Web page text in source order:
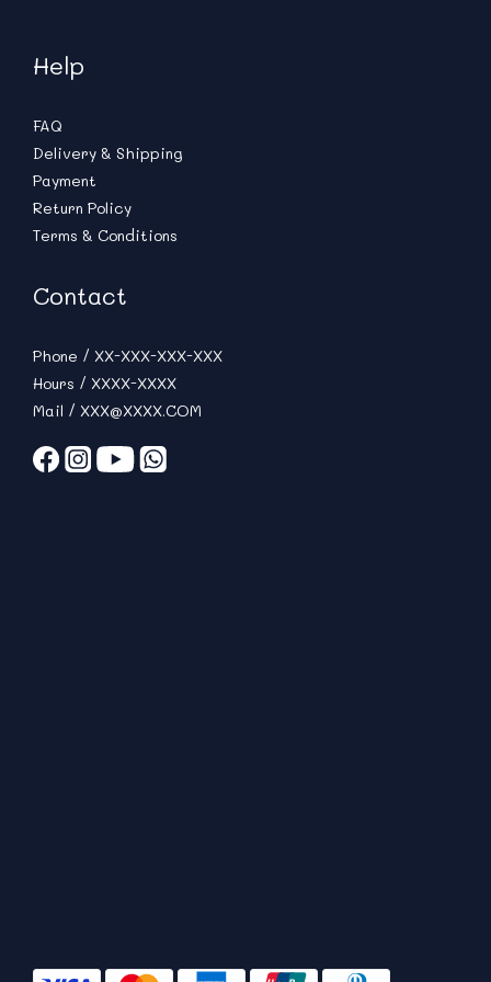
Help
FAQ
Delivery & Shipping
Payment
Return Policy
Terms & Conditions
Contact
Phone / XX-XXX-XXX-XXX
Hours / XXXX-XXXX
Mail / XXX@XXXX.COM